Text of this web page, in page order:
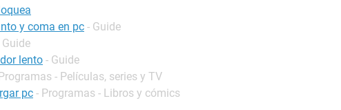
y coma en pc - Guide
Guide
lento - Guide
- Películas, series y TV
pc - Programas - Libros y cómics